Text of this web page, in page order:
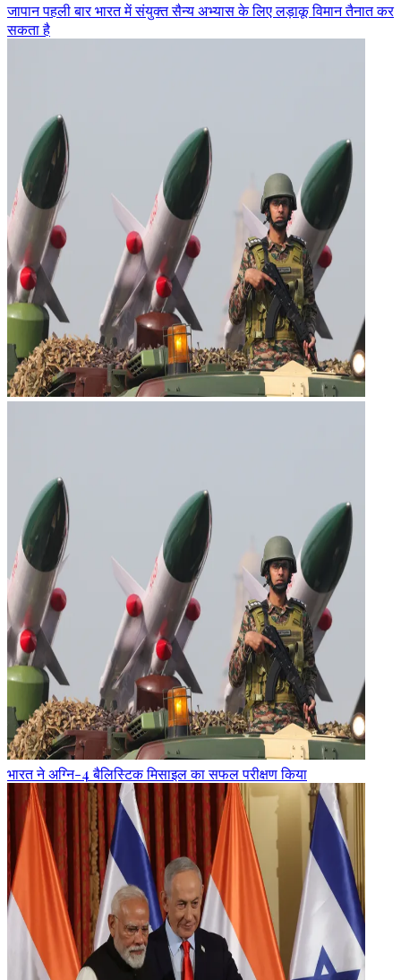
जापान पहली बार भारत में संयुक्त सैन्य अभ्यास के लिए लड़ाकू विमान तैनात कर
सकता है
भारत ने अग्नि-4 बैलिस्टिक मिसाइल का सफल परीक्षण किया